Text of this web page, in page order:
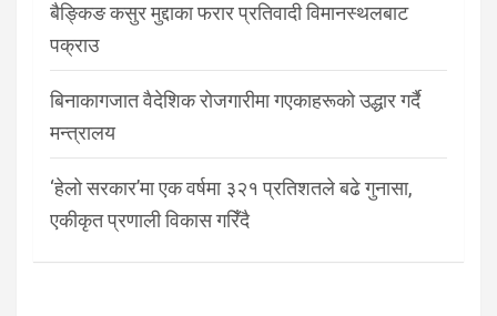
बैङ्किङ कसुर मुद्दाका फरार प्रतिवादी विमानस्थलबाट
पक्राउ
बिनाकागजात वैदेशिक रोजगारीमा गएकाहरूको उद्धार गर्दै
मन्त्रालय
‘हेलो सरकार’मा एक वर्षमा ३२१ प्रतिशतले बढे गुनासा,
एकीकृत प्रणाली विकास गरिँदै